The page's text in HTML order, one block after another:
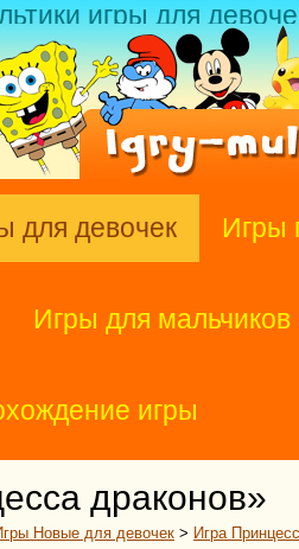
игры для
для девочек Игры
Игры для мальчиков
игры
драконов»
Новые для девочек > Игра